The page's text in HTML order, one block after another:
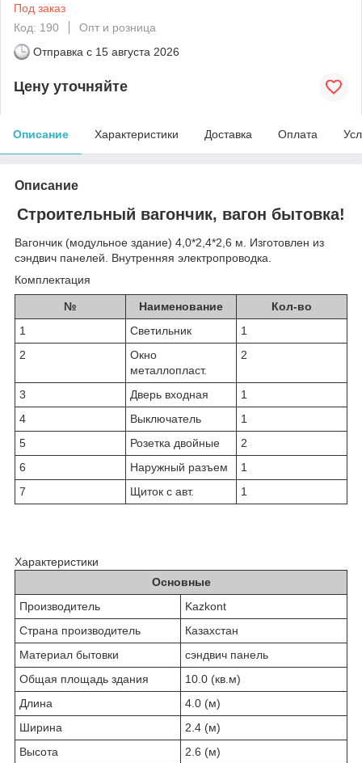
Под заказ
Код: 190
Опт и розница
Отправка с 15 августа 2026
Цену уточняйте
Описание Характеристики Доставка Оплата
Описание
Строительный вагончик, вагон бытовка!
Вагончик (модульное здание) 4,0*2,4*2,6 м. Изготовлен из
сэндвич панелей. Внутренняя электропроводка.
Комплектация
№ Наименование
Кол-во
1
Светильник
1
2
Окно
металлопласт.
2
3 Дверь входная
1
4
Выключатель
1
5
Розетка двойные
2
6
Наружный разъем
1
7
Щиток с авт. 1
Характеристики
Основные
Производитель
Kazkont
Страна производитель
Казахстан
Материал бытовки
сэндвич панель
Общая площадь здания
10.0 (кв.м)
Длина
4.0 (м)
Ширина
2.4 (м)
Высота
2.6 (м)